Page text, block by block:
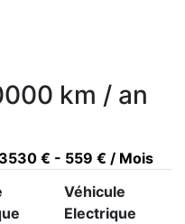
km / an
€ - 559 € / Mois
Véhicule
Electrique